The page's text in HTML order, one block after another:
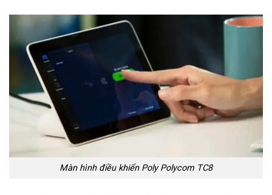
Màn hình điều khiển Poly Polycom TC8